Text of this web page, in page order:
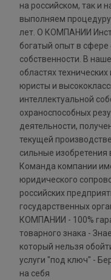
на российском, так и
выполняем процедуру
лет. О КОМПАНИИ
богатый опыт в сфере
собственности. В
областях
юристы и
интеллектуальной
охраноспособных
деятельности,
текущей
сильные изобретения
Команда компании
юридического
российских
государственных
КОМПАНИИ - 100%
товарного знака -
который нельзя
услуги "под ключ" -
на себя